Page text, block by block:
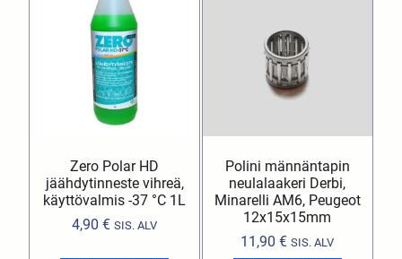
Zero Polar HD
jäähdytinneste vihreä,
käyttövalmis -37 °C 1L
4,90€ SIS. ALV
Polini männäntapin
neulalaakeri Derbi,
Minarelli AM6, Peugeot
12x15x15mm
11,90€ SIS. ALV